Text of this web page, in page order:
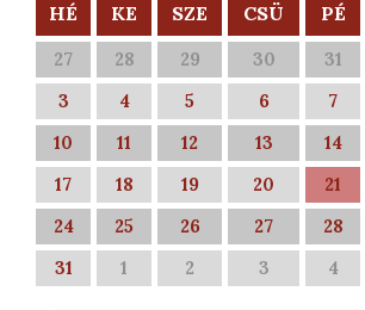
HÉ KE SZE CSÜ PÉ
27 28 29 30 31
3
4 5 6 7
10
11 12 13 14
17
18 19 20 21
24
25 26 27 28
31
1 2 3 4